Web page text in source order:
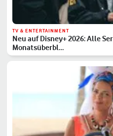
TV & ENTERTAINMENT
Neu auf Disney+ 2026: Alle
Monatsüberbl…